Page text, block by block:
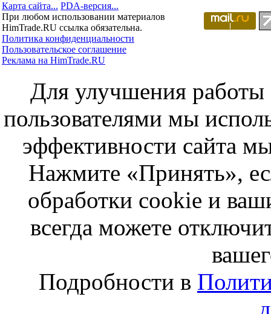
Карта сайта... PDA-версия...
При любом использовании материалов
HimTrade.RU ссылка обязательна.
Политика конфиденциальности
Пользовательское соглашение
Реклама на HimTrade.RU
Для улучшения работы
пользователями мы
эффективности сайта
Нажмите «Принять»,
обработки cookie и
всегда можете
Подробности в